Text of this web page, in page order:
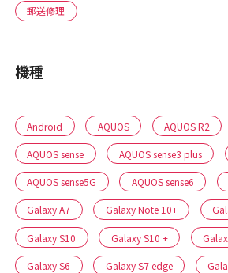
郵送修理
機種
Android AQUOS AQUOS R2
AQUOS sense AQUOS sense3 plus
AQUOS sense5G AQUOS sense6
Galaxy A7 Galaxy Note 10+
Galaxy S10 Galaxy S10 +
Galaxy S6 Galaxy S7 edge